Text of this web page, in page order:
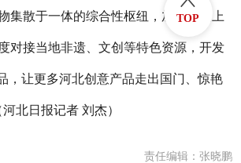
集散于一体的综合性枢纽，加速集聚上
对接当地非遗、文创等特色资源，开发
，让更多河北创意产品走出国门、惊艳
北日报记者 刘杰）
责任编辑：张晓鹏
TOP